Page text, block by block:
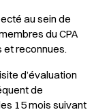
au sein de
du CPA
et reconnues.
d’évaluation
de
15 mois suivant